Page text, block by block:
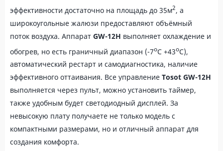
эффективности достаточно на площадь до 35м2, а
широкоугольные жалюзи предоставляют объёмный
поток воздуха. Аппарат GW-12H выполняет охлаждение и
обогрев, но есть граничный диапазон (-7оС +43оС),
автоматический рестарт и самодиагностика, наличие
эффективного оттаивания. Все управление Tosot GW-12H
выполняется через пульт, можно установить таймер,
также удобным будет светодиодный дисплей. За
невысокую плату получаете не только модель с
компактными размерами, но и отличный аппарат для
создания комфорта.